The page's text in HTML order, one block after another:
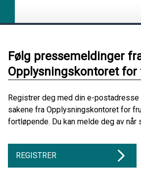
Følg pressemeldinger
Opplysningskontoret
Registrer deg med din e-
sakene fra Opplysningskontoret for
fortløpende. Du kan melde deg av når
REGISTRER